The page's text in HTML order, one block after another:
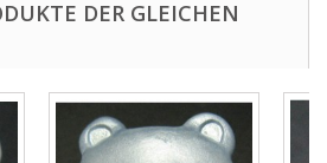
DER GLEICHEN